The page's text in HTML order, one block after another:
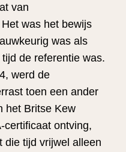
van
was het bewijs
was als
de referentie was.
werd de
toen een ander
het Britse Kew
certificaat ontving,
die tijd vrijwel alleen